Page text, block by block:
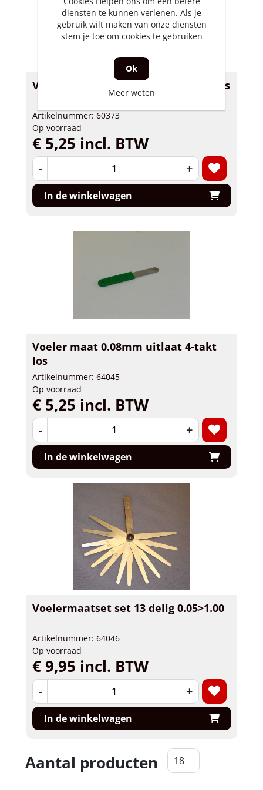
Voeler maat 0.05mm inlaat 4-takt los
Artikelnummer: 60373
Op voorraad
€ 5,25 incl. BTW
- +
In de winkelwagen
Voeler maat 0.08mm uitlaat 4-takt
los
Artikelnummer: 64045
Op voorraad
€ 5,25 incl. BTW
- +
In de winkelwagen
Voelermaatset set 13 delig 0.05>1.00
Artikelnummer: 64046
Op voorraad
€ 9,95 incl. BTW
- +
In de winkelwagen
Aantal producten
diensten te kunnen verlenen. Als je
gebruik wilt maken van onze diensten
stem je toe om cookies te gebruiken
Ok
Meer weten